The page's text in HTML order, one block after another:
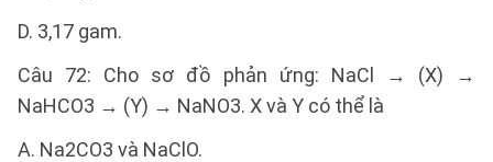
D. 3,17 gam.
Câu 72: Cho sơ đồ phản ứng: NaCl → (X) →
NaHCO3 → (Y) → NaNO3. X và Y có thể là
A. Na2CO3 và NaClO.